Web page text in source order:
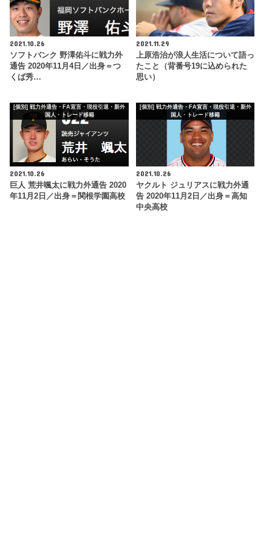
2021.10.26
ソフトバンク 野澤佑斗に戦力外
通告 2020年11月4日／出身＝つ
くば秀…
2021.11.29
上原浩治が浪人生活について語っ
たこと（背番号19に込められた
思い）
[個別] 戦力外通告・FA宣言・現役引退・新外
国人・トレード移籍
2021.10.26
巨人 荒井颯太に戦力外通告 2020
年11月2日／出身＝関根学園高校
[個別] 戦力外通告・FA宣言・現役引退・新外
国人・トレード移籍
2021.10.26
ヤクルト ジュリアスに戦力外通
告 2020年11月2日／出身＝高知
中央高校